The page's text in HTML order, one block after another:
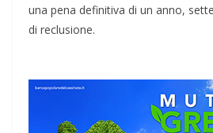
una pena definitiva di un anno,
di reclusione.